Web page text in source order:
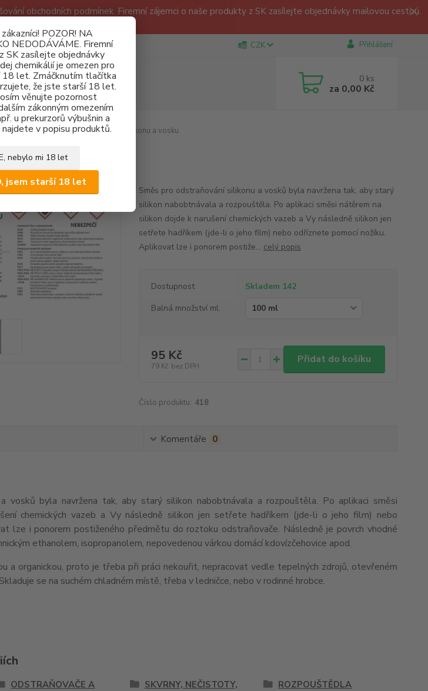
obchodních podmínek. Firemní zájemci o naše produkty z SK zasílejte objednávky mailovou cestou.
POZOR! NA
NEDODÁVÁME. Firemní
SK zasílejte objednávky
chemikálií je omezen pro
let. Zmáčknutím tlačítka
že jste starší 18 let.
věnujte pozornost
zákonným omezením
u prekurzorů výbušnin a
v popisu produktů.
nebylo mi 18 let
jsem starší 18 let
OBCHODNÍ PODMÍNKY A GDPR CZK Přihlášení
Hledat 0 ks
za 0,00 Kč
Odstraňovač silikonu a vosku
a vosku
Směs pro odstraňování silikonu a vosků byla navržena tak, aby starý
silikon nabobtnávala a rozpouštěla. Po aplikaci směsi nátěrem na
silikon dojde k narušení chemických vazeb a Vy následně silikon jen
setřete hadříkem (jde-li o jeho film) nebo odříznete pomocí nožíku.
Aplikovat lze i ponorem postiže... celý popis
Dostupnost
Skladem 142
Balná množství ml.
95 Kč
79 Kč bez DPH
Přidat do košíku
Číslo produktu: 418
Komentáře 0
vosků byla navržena tak, aby starý silikon nabobtnávala a rozpouštěla. Po aplikaci směsi
chemických vazeb a Vy následně silikon jen setřete hadříkem (jde-li o jeho film) nebo
lze i ponorem postiženého předmětu do roztoku odstraňovače. Následně je povrch vhodné
ethanolem, isopropanolem, nepovedenou várkou domácí kdovízčehovice apod.
a organickou, proto je třeba při práci nekouřit, nepracovat vedle tepelných zdrojů, otevřeném
se na suchém chladném místě, třeba v ledničce, nebo v rodinné hrobce.
ODSTRAŇOVAČE A
SKVRNY, NEČISTOTY,
ROZPOUŠTĚDLA